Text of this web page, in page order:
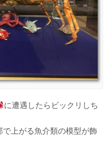
に遭遇したらビックリしち
上がる魚介類の模型が飾